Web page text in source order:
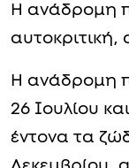
Η ανάδρομη
αυτοκριτική,
Η ανάδρομη
26 Ιουλίου
έντονα τα